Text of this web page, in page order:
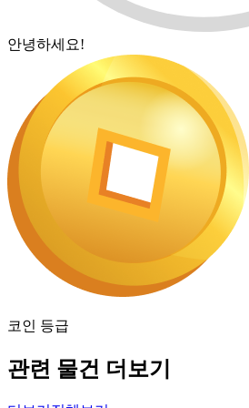
안녕하세요!
코인 등급
관련 물건 더보기